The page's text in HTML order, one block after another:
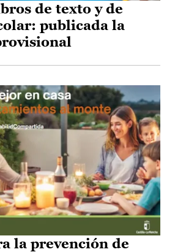
de texto y de
publicada la
la prevención de